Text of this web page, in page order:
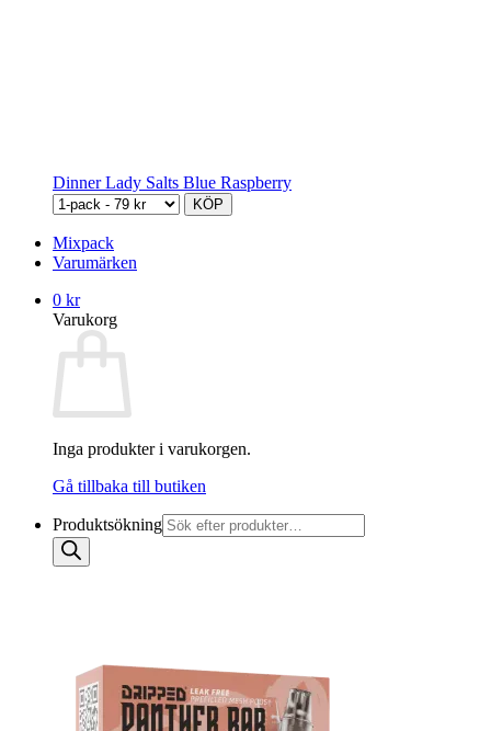
Dinner Lady Salts Blue Raspberry
KÖP
Mixpack
Varumärken
0 kr
Varukorg
Inga produkter i varukorgen.
Gå tillbaka till butiken
Produktsökning